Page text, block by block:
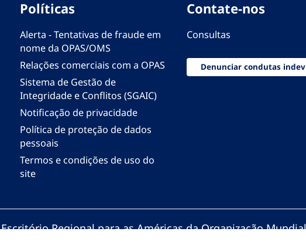
Políticas
Alerta - Tentativas de fraude em
nome da OPAS/OMS
Relações comerciais com a OPAS
Sistema de Gestão de
Integridade e Conflitos (SGAIC)
Notificação de privacidade
Política de proteção de dados
pessoais
Termos e condições de uso do
site
Contate-nos
Consultas
Denunciar condutas
Escritório Regional para as Américas da Organização